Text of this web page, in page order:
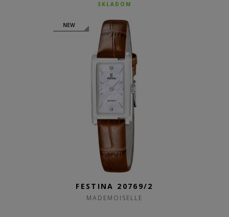
SKLADOM
NEW
FESTINA 20769/2
MADEMOISELLE